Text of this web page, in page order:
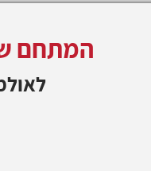
המתחם